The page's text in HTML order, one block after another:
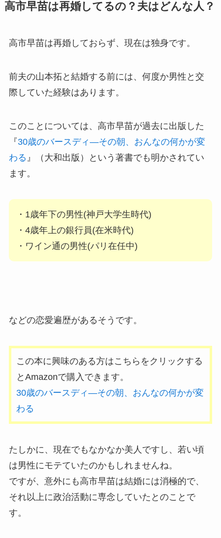
高市早苗は再婚してるの？夫はどんな人？
高市早苗は再婚しておらず、現在は独身です。
前夫の山本拓と結婚する前には、何度か男性と交
際していた経験はあります。
このことについては、高市早苗が過去に出版した
『30歳のバースディ―その朝、おんなの何かが変
わる 』（大和出版）という著書でも明かされてい
ます。
・1歳年下の男性(神戸大学生時代)
・4歳年上の銀行員(在米時代)
・ワイン通の男性(パリ在任中)
などの恋愛遍歴があるそうです。
この本に興味のある方はこちらをクリックする
とAmazonで購入できます。
30歳のバースディ―その朝、おんなの何かが変
わる
たしかに、現在でもなかなか美人ですし、若い頃
は男性にモテていたのかもしれませんね。
ですが、意外にも高市早苗は結婚には消極的で、
それ以上に政治活動に専念していたとのことで
す。